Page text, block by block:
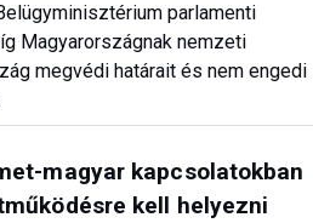
parlamenti
Magyarországnak nemzeti
megvédi határait és nem engedi
magyar kapcsolatokban
kell helyezni